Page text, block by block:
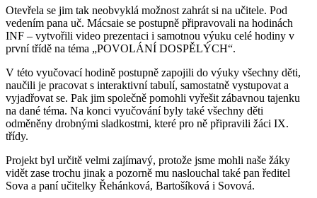
Otevřela se jim tak neobvyklá možnost zahrát si na učitele. Pod
vedením pana uč. Mácsaie se postupně připravovali na hodinách
INF – vytvořili video prezentaci i samotnou výuku celé hodiny v
první třídě na téma „POVOLÁNÍ DOSPĚLÝCH“.
V této vyučovací hodině postupně zapojili do výuky všechny děti,
naučili je pracovat s interaktivní tabulí, samostatně vystupovat a
vyjadřovat se. Pak jim společně pomohli vyřešit zábavnou tajenku
na dané téma. Na konci vyučování byly také všechny děti
odměněny drobnými sladkostmi, které pro ně připravili žáci IX.
třídy.
Projekt byl určitě velmi zajímavý, protože jsme mohli naše žáky
vidět zase trochu jinak a pozorně mu naslouchal také pan ředitel
Sova a paní učitelky Řehánková, Bartošíková i Sovová.